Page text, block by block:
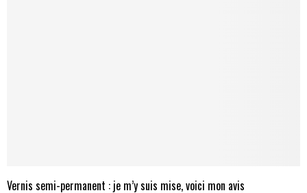
Vernis semi-permanent : je m’y suis mise, voici mon avis